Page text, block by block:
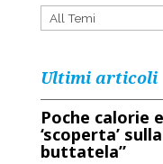
Ultimi articoli
Poche calorie
‘scoperta’
buttatela”